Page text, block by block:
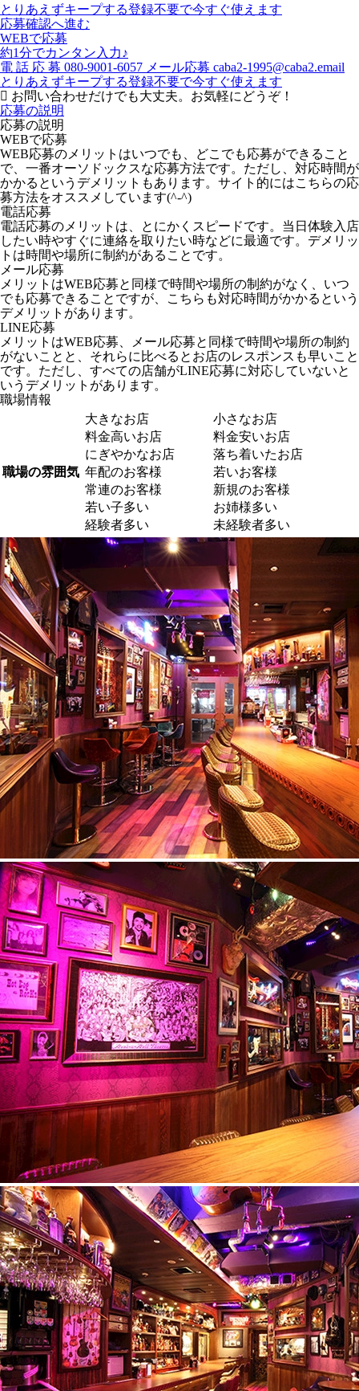
とりあえずキープする登録不要で今すぐ使えます
応募確認へ進む
WEBで応募
約1分でカンタン入力♪
電 話 応 募 080-9001-6057 メール応募 caba2-1995@caba2.email
とりあえずキープする登録不要で今すぐ使えます
お問い合わせだけでも大丈夫。お気軽にどうぞ！
応募の説明
応募の説明
WEBで応募
WEB応募のメリットはいつでも、どこでも応募ができること
で、一番オーソドックスな応募方法です。ただし、対応時間が
かかるというデメリットもあります。サイト的にはこちらの応
募方法をオススメしています(^-^)
電話応募
電話応募のメリットは、とにかくスピードです。当日体験入店
したい時やすぐに連絡を取りたい時などに最適です。デメリッ
トは時間や場所に制約があることです。
メール応募
メリットはWEB応募と同様で時間や場所の制約がなく、いつ
でも応募できることですが、こちらも対応時間がかかるという
デメリットがあります。
LINE応募
メリットはWEB応募、メール応募と同様で時間や場所の制約
がないことと、それらに比べるとお店のレスポンスも早いこと
です。ただし、すべての店舗がLINE応募に対応していないと
いうデメリットがあります。
職場情報
職場の雰囲気
大きなお店
小さなお店
料金高いお店
料金安いお店
にぎやかなお店
落ち着いたお店
年配のお客様
若いお客様
常連のお客様
新規のお客様
若い子多い
お姉様多い
経験者多い
未経験者多い